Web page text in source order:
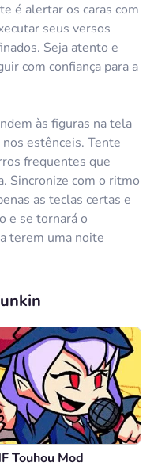
é alertar os caras com
seus versos
Seja atento e
com confiança para a
às figuras na tela
estênceis. Tente
frequentes que
Sincronize com o ritmo
as teclas certas e
e se tornará o
terem uma noite
Touhou Mod